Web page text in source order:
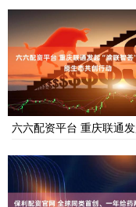
六六配资平台 重庆联通